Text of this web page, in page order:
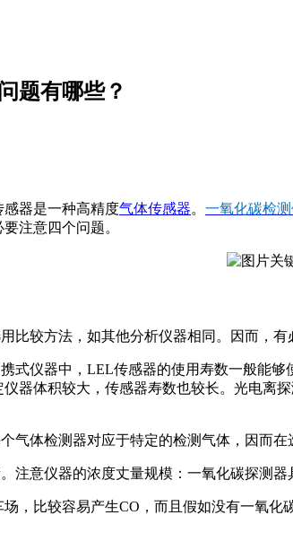
题有哪些？
器是一种高精度气体传感器。 一氧化碳检测
注意四个问题。
比较方法，如其他分析仪器相同。因而，有
式仪器中，LEL传感器的使用寿数一般能够
器体积较大，传感器寿数也较长。光电离
气体检测器对应于特定的检测气体，因而
注意仪器的浓度丈量规模：一氧化碳探测
，比较容易产生CO，而且假如没有一氧